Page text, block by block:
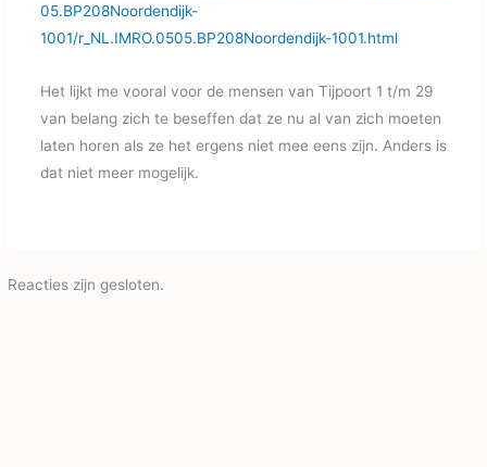
05.BP208Noordendijk-
1001/r_NL.IMRO.0505.BP208Noordendijk-1001.html
Het lijkt me vooral voor de mensen van Tijpoort 1 t/m 29
van belang zich te beseffen dat ze nu al van zich moeten
laten horen als ze het ergens niet mee eens zijn. Anders is
dat niet meer mogelijk.
Reacties zijn gesloten.